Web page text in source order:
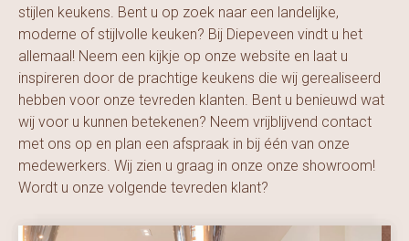
stijlen keukens. Bent u op zoek naar een landelijke,
moderne of stijlvolle keuken? Bij Diepeveen vindt u het
allemaal! Neem een kijkje op onze website en laat u
inspireren door de prachtige keukens die wij gerealiseerd
hebben voor onze tevreden klanten. Bent u benieuwd wat
wij voor u kunnen betekenen? Neem vrijblijvend contact
met ons op en plan een afspraak in bij één van onze
medewerkers. Wij zien u graag in onze onze showroom!
Wordt u onze volgende tevreden klant?